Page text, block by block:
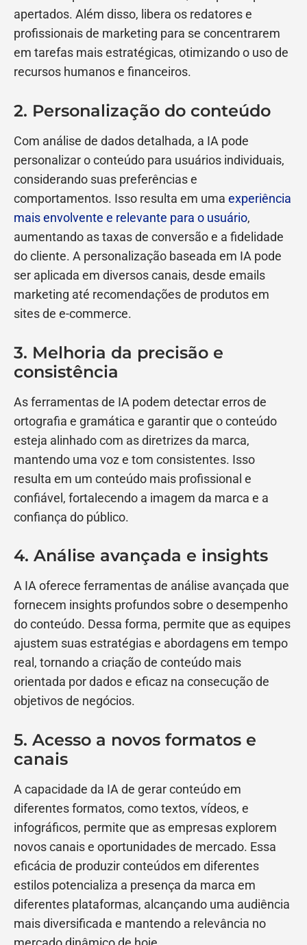
apertados. Além disso, libera os redatores e
profissionais de marketing para se concentrarem
em tarefas mais estratégicas, otimizando o uso de
recursos humanos e financeiros.
2. Personalização do conteúdo
Com análise de dados detalhada, a IA pode
personalizar o conteúdo para usuários individuais,
considerando suas preferências e
comportamentos. Isso resulta em uma experiência
mais envolvente e relevante para o usuário,
aumentando as taxas de conversão e a fidelidade
do cliente. A personalização baseada em IA pode
ser aplicada em diversos canais, desde emails
marketing até recomendações de produtos em
sites de e-commerce.
3. Melhoria da precisão e
consistência
As ferramentas de IA podem detectar erros de
ortografia e gramática e garantir que o conteúdo
esteja alinhado com as diretrizes da marca,
mantendo uma voz e tom consistentes. Isso
resulta em um conteúdo mais profissional e
confiável, fortalecendo a imagem da marca e a
confiança do público.
4. Análise avançada e insights
A IA oferece ferramentas de análise avançada que
fornecem insights profundos sobre o desempenho
do conteúdo. Dessa forma, permite que as equipes
ajustem suas estratégias e abordagens em tempo
real, tornando a criação de conteúdo mais
orientada por dados e eficaz na consecução de
objetivos de negócios.
5. Acesso a novos formatos e
canais
A capacidade da IA de gerar conteúdo em
diferentes formatos, como textos, vídeos, e
infográficos, permite que as empresas explorem
novos canais e oportunidades de mercado. Essa
eficácia de produzir conteúdos em diferentes
estilos potencializa a presença da marca em
diferentes plataformas, alcançando uma audiência
mais diversificada e mantendo a relevância no